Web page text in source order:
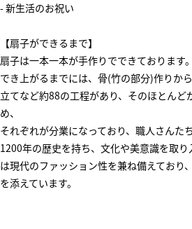
- 新生活のお祝い
【扇子ができるまで】
扇子は一本一本が手作りでできております。
でき上がるまでには、骨(竹の部分)作りか
立てなど約88の工程があり、そのほとんど
め、
それぞれが分業になっており、職人さんた
1200年の歴史を持ち、文化や美意識を取
は現代のファッション性を兼ね備えており
を添えています。